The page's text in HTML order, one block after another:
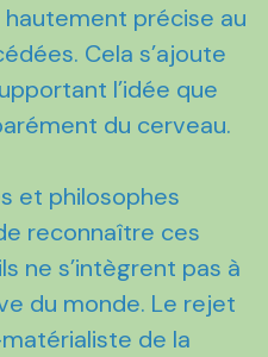
précise au
Cela s’ajoute
l’idée que
du cerveau.
et philosophes
reconnaître ces
ne s’intègrent pas à
du monde. Le rejet
de la